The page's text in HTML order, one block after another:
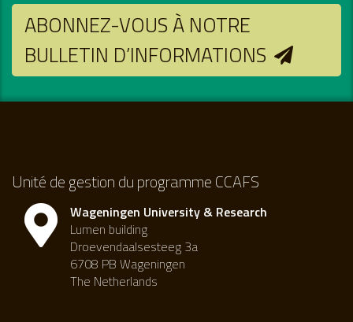
ABONNEZ-VOUS À NOTRE
BULLETIN D’INFORMATIONS
Unité de gestion du programme CCAFS
Wageningen University & Research
Lumen building
Droevendaalsesteeg 3a
6708 PB Wageningen
The Netherlands